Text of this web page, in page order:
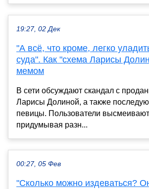
19:27, 02 Дек
"А всё, что кроме, легко
суда". Как "схема Ларисы
мемом
В сети обсуждают скандал с
Ларисы Долиной, а также
певицы. Пользователи
придумывая разн...
00:27, 05 Фев
"Сколько можно издеваться?